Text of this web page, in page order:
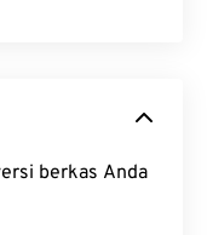
berkas Anda